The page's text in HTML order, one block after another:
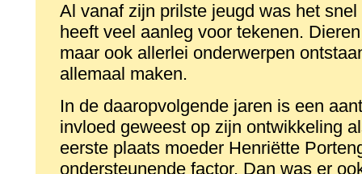
Al vanaf zijn prilste jeugd was het
heeft veel aanleg voor tekenen.
maar ook allerlei onderwerpen
allemaal maken.
In de daaropvolgende jaren is een
invloed geweest op zijn ontwikkeling
eerste plaats moeder Henriëtte
ondersteunende factor. Dan was er